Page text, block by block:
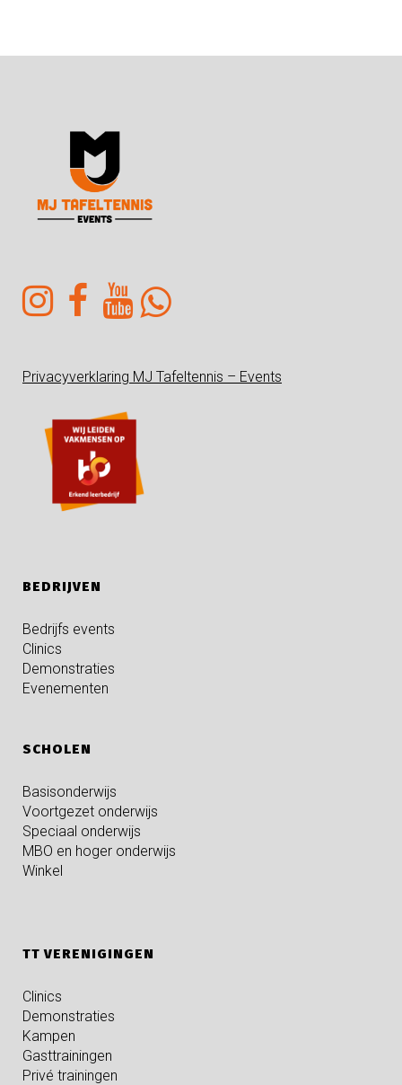
Privacyverklaring MJ Tafeltennis – Events
BEDRIJVEN
Bedrijfs events
Clinics
Demonstraties
Evenementen
SCHOLEN
Basisonderwijs
Voortgezet onderwijs
Speciaal onderwijs
MBO en hoger onderwijs
Winkel
TT VERENIGINGEN
Clinics
Demonstraties
Kampen
Gasttrainingen
Privé trainingen